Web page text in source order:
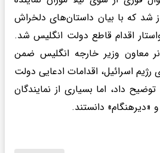
شد که با بیان داستان‌های دلخراش
اقدام قاطع دولت انگلیس شد.
معاون وزیر خارجه انگلیس ضمن
اسرائیل، اقدامات ادعایی دولت
داد، اما بسیاری از نمایندگان
«دیرهنگام» دانستند.